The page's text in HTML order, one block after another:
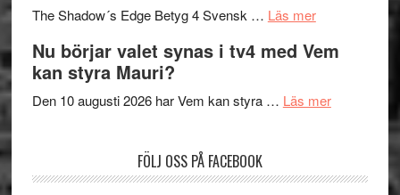
Scensommar
Artipelag
samtal
teater
The Shadow´s Edge Betyg 4 Svensk … Läs merom
The
´s
och
Nu börjar valet synas i tv4 med Vem
kan styra Mauri?
Den 10 augusti 2026 har Vem kan styra … Läs merom
synas
FÖLJ OSS PÅ FACEBOOK